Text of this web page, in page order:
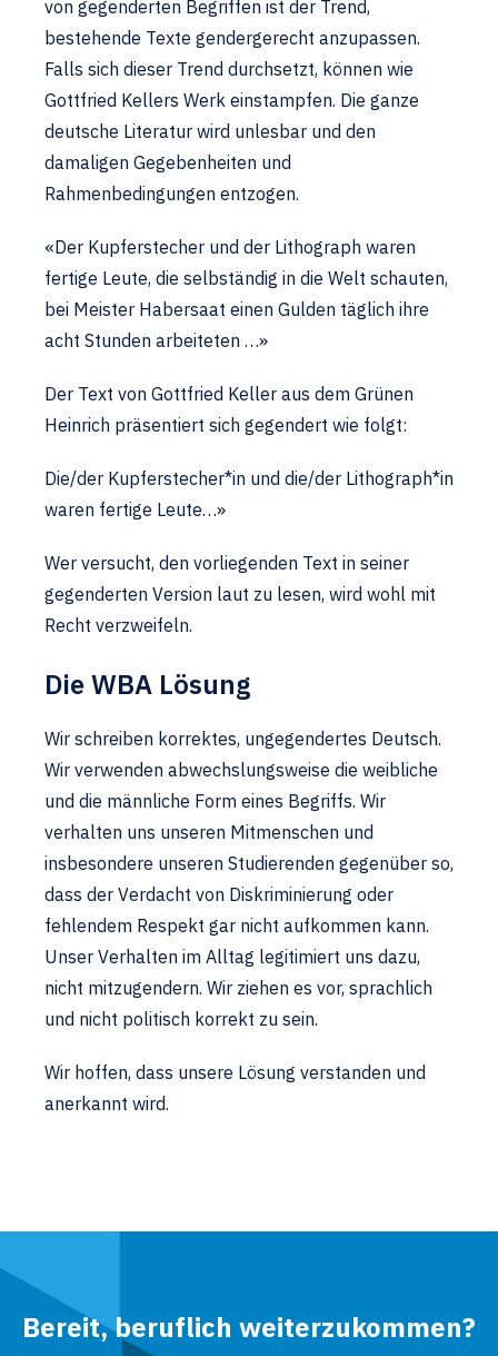
von gegenderten Begriffen ist der Trend,
bestehende Texte gendergerecht anzupassen.
Falls sich dieser Trend durchsetzt, können wie
Gottfried Kellers Werk einstampfen. Die ganze
deutsche Literatur wird unlesbar und den
damaligen Gegebenheiten und
Rahmenbedingungen entzogen.
«Der Kupferstecher und der Lithograph waren
fertige Leute, die selbständig in die Welt schauten,
bei Meister Habersaat einen Gulden täglich ihre
acht Stunden arbeiteten …»
Der Text von Gottfried Keller aus dem Grünen
Heinrich präsentiert sich gegendert wie folgt:
Die/der Kupferstecher*in und die/der Lithograph*in
waren fertige Leute…»
Wer versucht, den vorliegenden Text in seiner
gegenderten Version laut zu lesen, wird wohl mit
Recht verzweifeln.
Die WBA Lösung
Wir schreiben korrektes, ungegendertes Deutsch.
Wir verwenden abwechslungsweise die weibliche
und die männliche Form eines Begriffs. Wir
verhalten uns unseren Mitmenschen und
insbesondere unseren Studierenden gegenüber so,
dass der Verdacht von Diskriminierung oder
fehlendem Respekt gar nicht aufkommen kann.
Unser Verhalten im Alltag legitimiert uns dazu,
nicht mitzugendern. Wir ziehen es vor, sprachlich
und nicht politisch korrekt zu sein.
Wir hoffen, dass unsere Lösung verstanden und
anerkannt wird.
Bereit, beruflich weiterzukommen?